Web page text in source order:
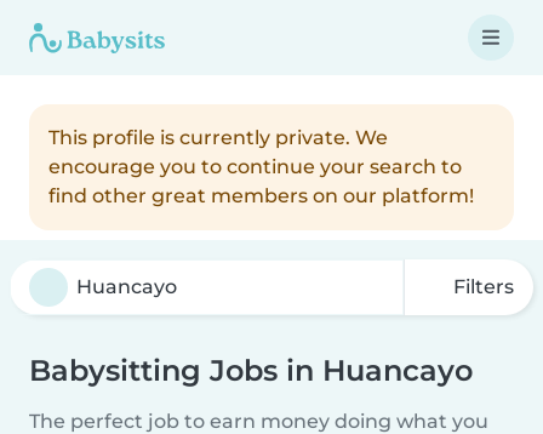
This profile is currently private. We
encourage you to continue your search to
find other great members on our platform!
Filters
Babysitting Jobs in Huancayo
The perfect job to earn money doing what you